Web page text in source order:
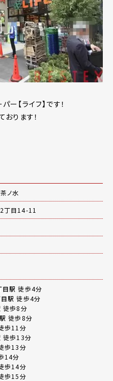
【ライフ】です！
ります！
ノ水
丁目14-11
目駅 徒歩4分
駅 徒歩4分
徒歩8分
徒歩8分
歩11分
徒歩13分
歩13分
14分
歩14分
歩15分